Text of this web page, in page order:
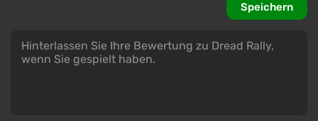
Speichern